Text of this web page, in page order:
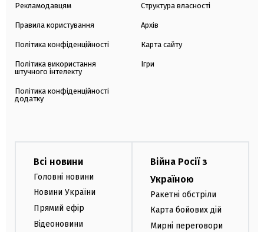
Рекламодавцям
Правила користування
Політика конфіденційності
Політика використання
штучного інтелекту
Політика конфіденційності
додатку
Структура власності
Архів
Карта сайту
Ігри
Всі новини
Головні новини
Новини України
Прямий ефір
Відеоновини
Війна Росії з
Україною
Ракетні обстріли
Карта бойових дій
Мирні переговори